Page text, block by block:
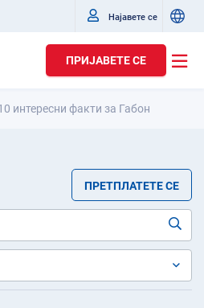
Најавете се
ПРИЈАВЕТЕ СЕ
интересни факти за Габон
ПРЕТПЛАТЕТЕ СЕ